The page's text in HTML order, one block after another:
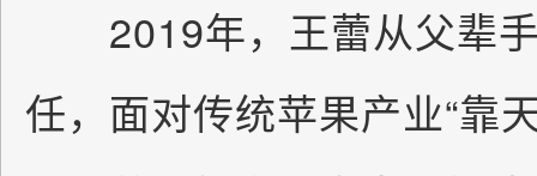
2019年，王蕾从父辈手
任，面对传统苹果产业“靠